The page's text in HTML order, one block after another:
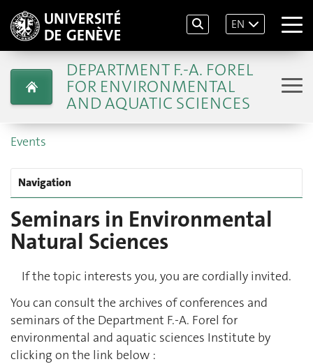
EN
DEPARTMENT F.-A. FOREL
FOR ENVIRONMENTAL
AND AQUATIC SCIENCES
Events
Navigation
Seminars in Environmental
Natural Sciences
If the topic interests you, you are cordially invited.
You can consult the archives of conferences and
seminars of the Department F.-A. Forel for
environmental and aquatic sciences Institute by
clicking on the link below :